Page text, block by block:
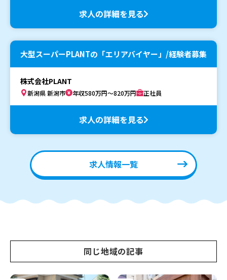
求人の詳細を見る
大型スーパーPLANTの「エリアバイヤー」/経験者募集
株式会社PLANT
新潟県 新潟市 年収580万円～820万円 正社員
求人の詳細を見る
求人情報一覧
同じ地域の記事